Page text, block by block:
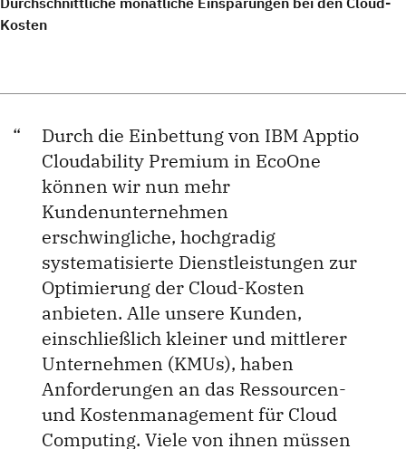
Kosten
Durch die Einbettung von IBM Apptio
Cloudability Premium in EcoOne
können wir nun mehr
Kundenunternehmen
erschwingliche, hochgradig
systematisierte Dienstleistungen zur
Optimierung der Cloud-Kosten
anbieten. Alle unsere Kunden,
einschließlich kleiner und mittlerer
Unternehmen (KMUs), haben
Anforderungen an das Ressourcen-
und Kostenmanagement für Cloud
Computing. Viele von ihnen müssen